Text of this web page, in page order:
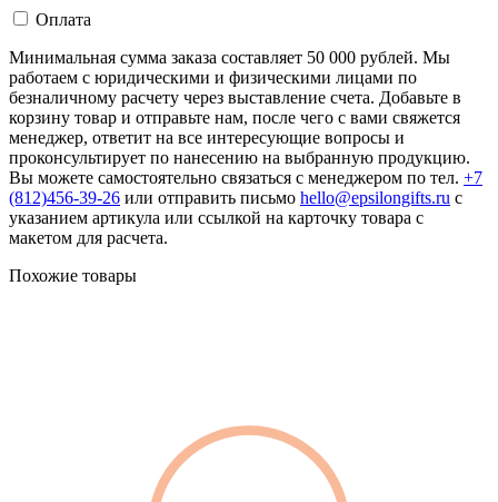
Оплата
Минимальная сумма заказа составляет 50 000 рублей. Мы
работаем с юридическими и физическими лицами по
безналичному расчету через выставление счета. Добавьте в
корзину товар и отправьте нам, после чего с вами свяжется
менеджер, ответит на все интересующие вопросы и
проконсультирует по нанесению на выбранную продукцию.
Вы можете самостоятельно связаться с менеджером по тел. +7
(812)456-39-26 или отправить письмо hello@epsilongifts.ru с
указанием артикула или ссылкой на карточку товара с
макетом для расчета.
Похожие товары